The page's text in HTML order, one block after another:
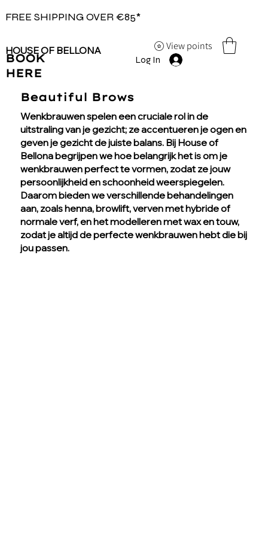
FREE SHIPPING OVER €85*
View points
HOUSE OF BELLONA
BOOK
HERE
Log In
Beautiful Brows
Wenkbrauwen spelen een cruciale rol in de
uitstraling van je gezicht; ze accentueren je ogen en
geven je gezicht de juiste balans. Bij House of
Bellona begrijpen we hoe belangrijk het is om je
wenkbrauwen perfect te vormen, zodat ze jouw
persoonlijkheid en schoonheid weerspiegelen.
Daarom bieden we verschillende behandelingen
aan, zoals henna, browlift, verven met hybride of
normale verf, en het modelleren met wax en touw,
zodat je altijd de perfecte wenkbrauwen hebt die bij
jou passen.